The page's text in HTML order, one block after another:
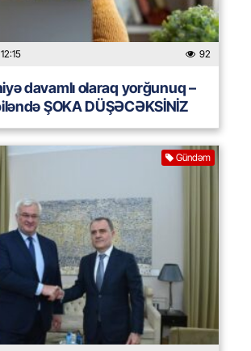
92
davamlı olaraq yorğunuq –
ŞOKA DÜŞƏCƏKSİNİZ
Gündəm